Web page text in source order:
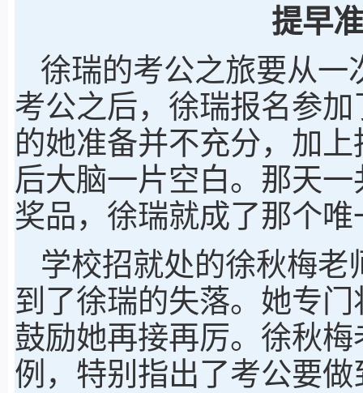
提早
徐瑞的考公之旅要从一
考公之后，徐瑞报名参
的她准备并不充分，加
后大脑一片空白。那天
奖品，徐瑞就成了那个
学校招就处的徐秋梅
到了徐瑞的失落。她专
鼓励她再接再厉。徐秋
例，特别指出了考公要